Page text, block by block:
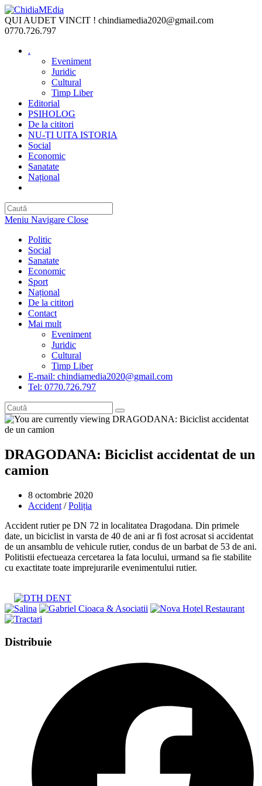
Skip
to
content
QUI AUDET VINCIT ! chindiamedia2020@gmail.com
0770.726.797
.
Eveniment
Juridic
Cultural
Timp Liber
Editorial
PSIHOLOG
De la cititori
NU-ȚI UITA ISTORIA
Social
Economic
Sanatate
Național
Meniu Navigare Close
Politic
Social
Sanatate
Economic
Sport
Național
De la cititori
Contact
Mai mult
Eveniment
Juridic
Cultural
Timp Liber
E-mail: chindiamedia2020@gmail.com
Tel: 0770.726.797
DRAGODANA: Biciclist accidentat de un
camion
Post
published:
8 octombrie 2020
Post
Accident / Poliția
Accident rutier pe DN 72 in localitatea Dragodana. Din primele
date, un biciclist in varsta de 40 de ani ar fi fost acrosat si accidentat
de un ansamblu de vehicule rutier, condus de un barbat de 53 de ani.
Politistii efectueaza cercetarea la fata locului, urmand sa fie stabilite
cu exactitate toate imprejurarile evenimentului rutier.
DistribuieShare
window